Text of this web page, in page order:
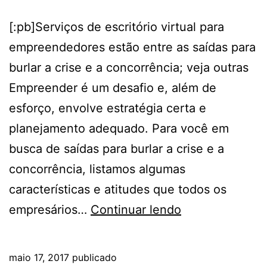
[:pb]Serviços de escritório virtual para
empreendedores estão entre as saídas para
burlar a crise e a concorrência; veja outras
Empreender é um desafio e, além de
esforço, envolve estratégia certa e
planejamento adequado. Para você em
busca de saídas para burlar a crise e a
concorrência, listamos algumas
características e atitudes que todos os
empresários… Continuar lendo
maio 17, 2017 publicado